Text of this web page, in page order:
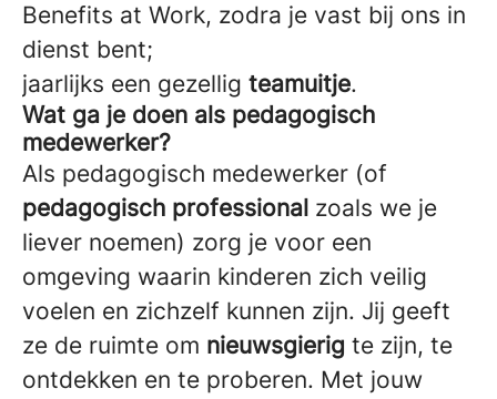
Benefits at Work, zodra je vast bij ons in
dienst bent;
jaarlijks een gezellig teamuitje.
Wat ga je doen als pedagogisch
medewerker?
Als pedagogisch medewerker (of
pedagogisch professional zoals we je
liever noemen) zorg je voor een
omgeving waarin kinderen zich veilig
voelen en zichzelf kunnen zijn. Jij geeft
ze de ruimte om nieuwsgierig te zijn, te
ontdekken en te proberen. Met jouw